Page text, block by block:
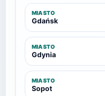
MIASTO
Gdańsk
MIASTO
Gdynia
MIASTO
Sopot